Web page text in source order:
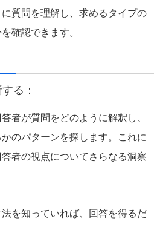
質問を理解し、求めるタイプの
確認できます。
る：
者が質問をどのように解釈し、
のパターンを探します。これに
者の視点についてさらなる洞察
を知っていれば、回答を得るだ